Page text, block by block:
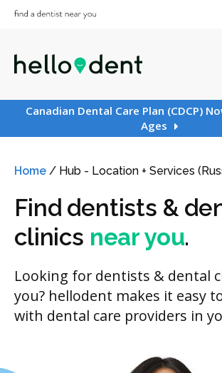
Canadian Dental Care Plan (CDCP)
Ages
Home / Hub - Location + Services
Find dentists &
clinics near you.
Looking for dentists & dental
you? hellodent makes it easy
with dental care providers in